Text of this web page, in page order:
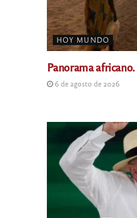
HOY MUNDO
Panorama africano.
6 de agosto de 2026